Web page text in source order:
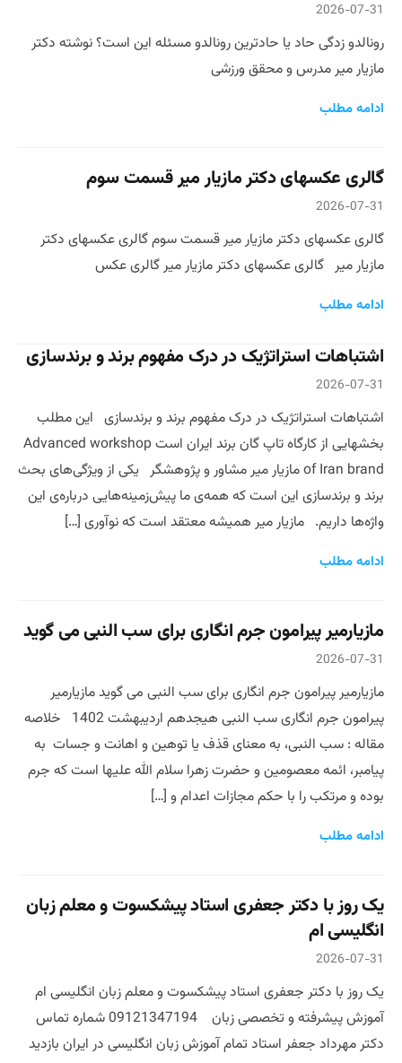
2026-07-31
رونالدو زدگی حاد یا حادترین رونالدو مسئله این است؟ نوشته دکتر
مازیار میر مدرس و محقق ورزشی
ادامه مطلب
گالری عکسهای دکتر مازیار میر قسمت سوم
2026-07-31
گالری عکسهای دکتر مازیار میر قسمت سوم گالری عکسهای دکتر
مازیار میر گالری عکسهای دکتر مازیار میر گالری عکس
ادامه مطلب
اشتباهات استراتژیک در درک مفهوم برند و برندسازی
2026-07-31
اشتباهات استراتژیک در درک مفهوم برند و برندسازی این مطلب
بخشهایی از کارگاه تاپ گان برند ایران است Advanced workshop
of Iran brand مازیار میر مشاور و پژوهشگر یکی از ویژگی‌های بحث
برند و برندسازی این است که همه‌ی ما پیش‌زمینه‌هایی درباره‌ی این
واژه‌ها داریم. مازیار میر همیشه معتقد است که نوآوری […]
ادامه مطلب
مازیارمیر پیرامون جرم انگاری برای سب النبی می گوید
2026-07-31
مازیارمیر پیرامون جرم انگاری برای سب النبی می گوید مازیارمیر
پیرامون جرم انگاری سب النبی هیجدهم اردیبهشت 1402 خلاصه
مقاله : سب النبی، به معنای قذف یا توهین و اهانت و جسات به
پیامبر، ائمه معصومین و حضرت زهرا سلام الله علیها است که جرم
بوده و مرتکب را با حکم مجازات اعدام و […]
ادامه مطلب
یک روز با دکتر جعفری استاد پیشکسوت و معلم زبان
انگلیسی ام
2026-07-31
یک روز با دکتر جعفری استاد پیشکسوت و معلم زبان انگلیسی ام
آموزش پیشرفته و تخصصی زبان 09121347194 شماره تماس
دکتر مهرداد جعفر استاد تمام آموزش زبان انگلیسی در ایران بازدید